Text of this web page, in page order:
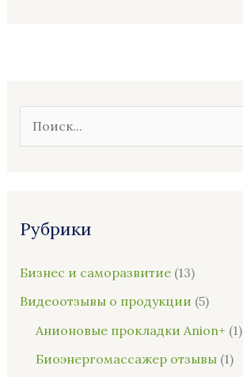
к
Рубрики
Бизнес и саморазвитие(13)
Видеоотзывы о продукции (5)
Анионовые прокладки Anion+ (1)
Биоэнергомассажер отзывы(1)